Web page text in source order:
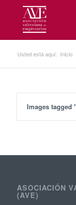
Usted está aquí: Inicio
Images tagged
ASOCIACIÓN
(AVE)